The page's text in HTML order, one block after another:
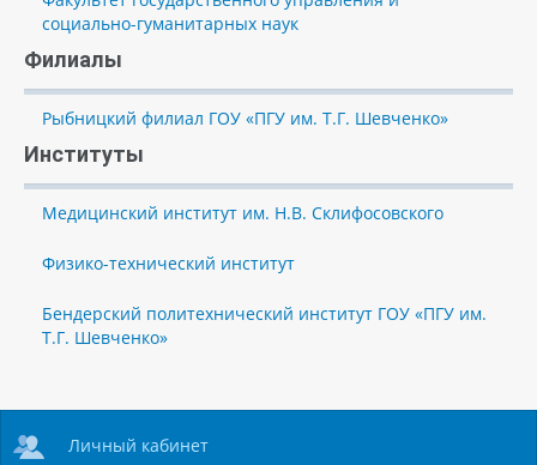
социально-гуманитарных наук
Филиалы
Рыбницкий филиал ГОУ «ПГУ им. Т.Г. Шевченко»
Институты
Медицинский институт им. Н.В. Склифосовского
Физико-технический институт
Бендерский политехнический институт ГОУ «ПГУ им.
Т.Г. Шевченко»
Личный кабинет